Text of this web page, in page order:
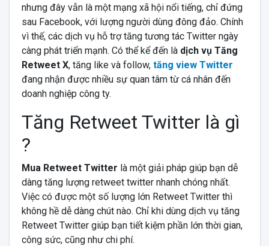
nhưng đây vẫn là một mạng xã hội nổi tiếng, chỉ đứng
sau Facebook, với lượng người dùng đông đảo. Chính
vì thế, các dịch vụ hỗ trợ tăng tương tác Twitter ngày
càng phát triển mạnh. Có thể kể đến là dịch vụ Tăng
Retweet X, tăng like và follow, tăng view Twitter
đang nhận được nhiều sự quan tâm từ cá nhân đến
doanh nghiệp công ty.
Tăng Retweet Twitter là gì
?
Mua Retweet Twitter là một giải pháp giúp bạn dễ
dàng tăng lượng retweet twitter nhanh chóng nhất.
Việc có được một số lượng lớn Retweet Twitter thì
không hề dễ dàng chút nào. Chỉ khi dùng dịch vụ tăng
Retweet Twitter giúp bạn tiết kiệm phần lớn thời gian,
công sức, cũng như chi phí.